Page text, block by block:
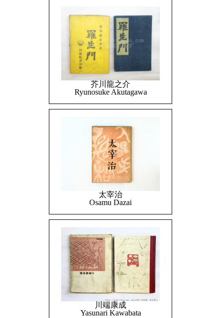
芥川龍之介
Ryunosuke Akutagawa
太宰治
Osamu Dazai
川端康成
Yasunari Kawabata